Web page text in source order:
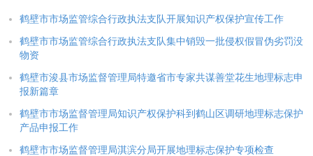
传工作
鹤壁市市场监管综合行政执法支队开展知识产权保护宣传工作
鹤壁市市场监管综合行政执法支队集中销毁一批侵权假冒伪劣罚没
物资
鹤壁市浚县市场监督管理局特邀省市专家共谋善堂花生地理标志申
报新篇章
鹤壁市市场监督管理局知识产权保护科到鹤山区调研地理标志保护
产品申报工作
鹤壁市市场监督管理局淇滨分局开展地理标志保护专项检查